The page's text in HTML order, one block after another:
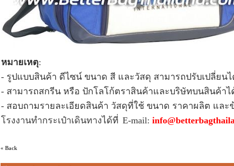
หมายเหตุ:
- รูปแบบสินค้า ดีไซน์ขนาด สี และวัสดุ สามารถปรับเปลี่ยน
- สามารถสกรีน หรือ ปักโลโก้ตราสินค้าและบริษัทบนสินค้าไ
- สอบถามรายละเอียดสินค้า วัสดุที่ใช้ ขนาด ราคาผลิต และ
โรงงานทำกระเป๋าเดินทางได้ที่ E-mail:
« Back